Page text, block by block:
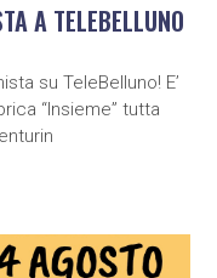
A TELEBELLUNO
su TeleBelluno! E’
“Insieme” tutta